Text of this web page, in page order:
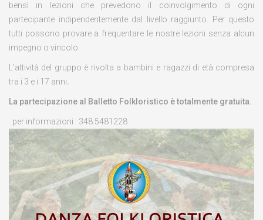
bensì in lezioni che prevedono il coinvolgimento di ogni
partecipante indipendentemente dal livello raggiunto. Per questo
tutti possono provare a frequentare le nostre lezioni senza alcun
impegno o vincolo.
L’attività del gruppo è rivolta a bambini e ragazzi di età compresa
tra i 3 e i 17 anni.
La partecipazione al Balletto Folkloristico è totalmente gratuita.
per informazioni : 348.5481228